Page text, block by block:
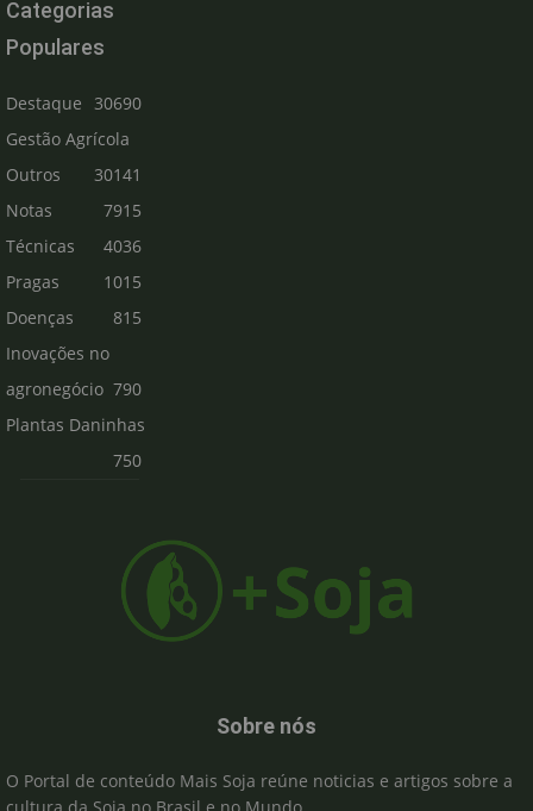
Categorias
Populares
Destaque
30690
Gestão Agrícola
30141
Outros
7915
Notas
Técnicas
4036
Pragas
1015
Doenças
815
Inovações no
agronegócio 790
Plantas Daninhas
750
Sobre nós
O Portal de conteúdo Mais Soja reúne noticias e artigos sobre a